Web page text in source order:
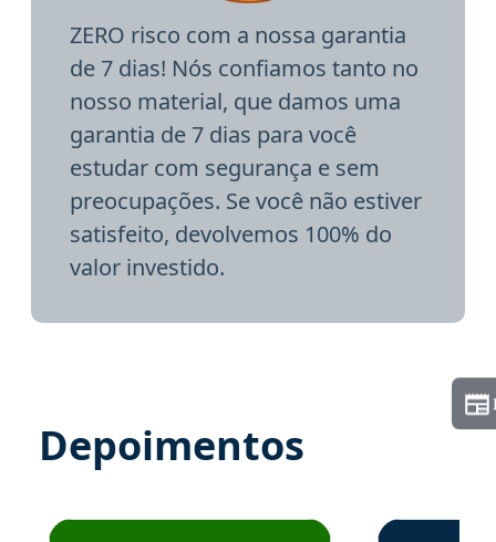
ZERO risco com a nossa garantia
de 7 dias! Nós confiamos tanto no
nosso material, que damos uma
garantia de 7 dias para você
estudar com segurança e sem
preocupações. Se você não estiver
satisfeito, devolvemos 100% do
valor investido.
Depoimentos
Estudante José recomenda o Aprova Concursos em
Estudante